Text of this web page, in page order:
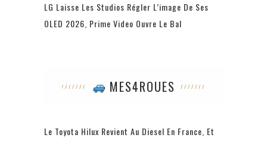
LG Laisse Les Studios Régler L’image De Ses
OLED 2026, Prime Video Ouvre Le Bal
MES4ROUES
Le Toyota Hilux Revient Au Diesel En France, Et